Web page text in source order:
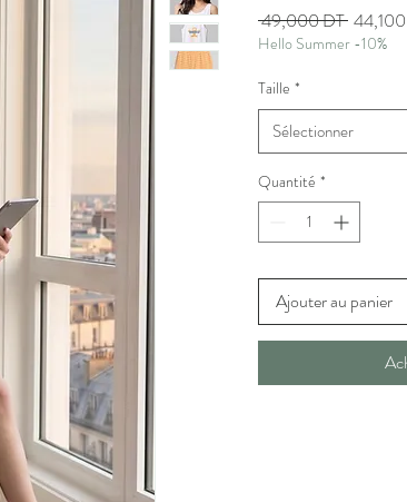
49,000 DT Prix
original
Hello Summer -10%
Taille *
Sélectionner
Quantité *
Ajouter au panier